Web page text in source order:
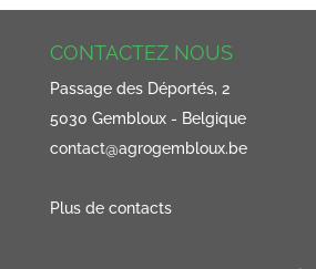
CONTACTEZ NOUS
Passage des Déportés, 2
5030 Gembloux - Belgique
contact@agrogembloux.be
Plus de contacts